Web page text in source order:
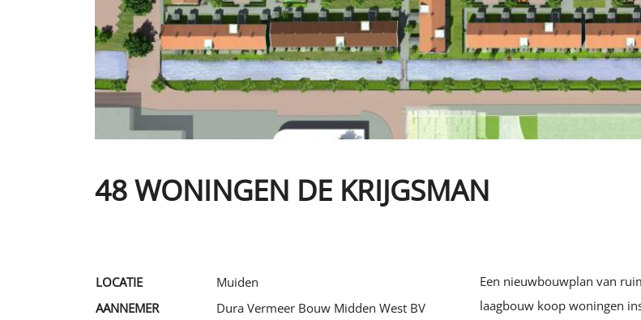
48 WONINGEN DE KRIJGSMAN
LOCATIE
Muiden
AANNEMER
Dura Vermeer Bouw Midden West BV
Een nieuwbouwplan van
laagbouw koop woningen